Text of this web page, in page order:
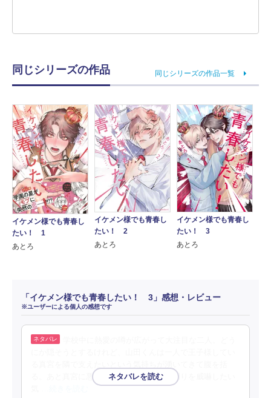
同じシリーズの作品 同じシリーズの作品一覧
イケメン様でも青春し
たい！ 1
あとろ
イケメン様でも青春し
たい！ 2
あとろ
イケメン様でも青春し
たい！ 3
あとろ
「イケメン様でも青春したい！ 3」感想・レビュー
※ユーザーによる個人の感想です
る。あと真宮に悪い虫が寄らないように周りを威嚇したい